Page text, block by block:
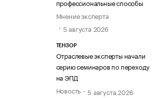
профессиональные способы
Мнение эксперта
5 августа 2026
ТЕНЗОР
Отраслевые эксперты начали
серию семинаров по переходу
на ЭПД
Новость
5 августа 2026